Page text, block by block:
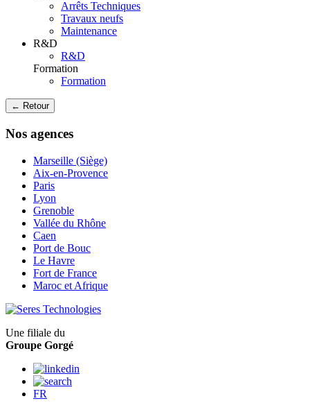
Arrêts Techniques
Travaux neufs
Maintenance
R&D
R&D
Formation
Formation
← Retour
Nos agences
Marseille (Siège)
Aix-en-Provence
Paris
Lyon
Grenoble
Vallée du Rhône
Caen
Port de Bouc
Le Havre
Fort de France
Maroc et Afrique
Une filiale du
Groupe Gorgé
FR